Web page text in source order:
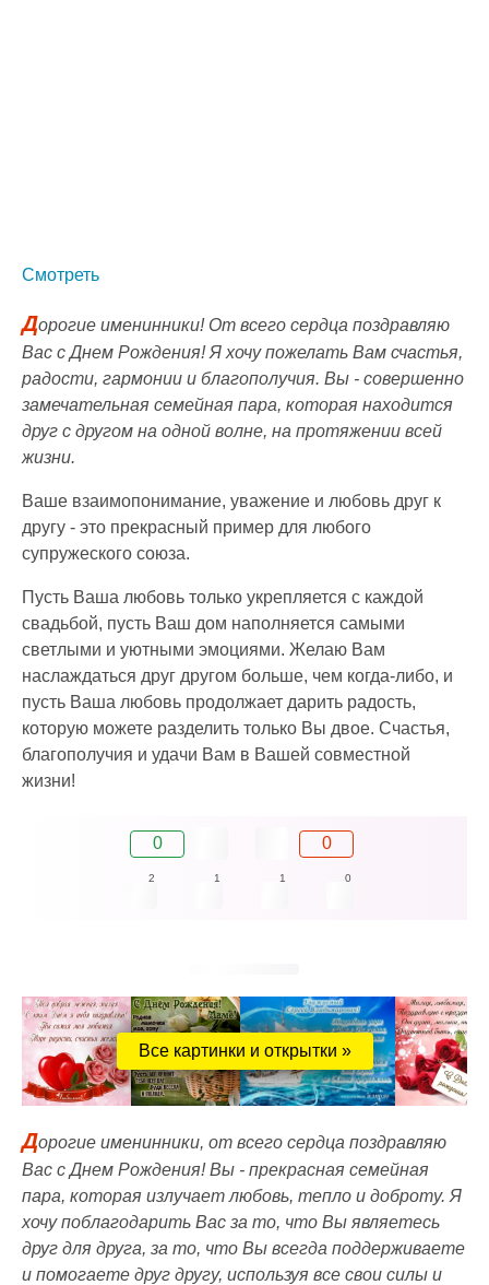
Смотреть
Дорогие именинники! От всего сердца поздравляю
Вас с Днем Рождения! Я хочу пожелать Вам счастья,
радости, гармонии и благополучия. Вы - совершенно
замечательная семейная пара, которая находится
друг с другом на одной волне, на протяжении всей
жизни.
Ваше взаимопонимание, уважение и любовь друг к
другу - это прекрасный пример для любого
супружеского союза.
Пусть Ваша любовь только укрепляется с каждой
свадьбой, пусть Ваш дом наполняется самыми
светлыми и уютными эмоциями. Желаю Вам
наслаждаться друг другом больше, чем когда-либо, и
пусть Ваша любовь продолжает дарить радость,
которую можете разделить только Вы двое. Счастья,
благополучия и удачи Вам в Вашей совместной
жизни!
0 0
2 1 1 0
Все картинки и открытки »
Дорогие именинники, от всего сердца поздравляю
Вас с Днем Рождения! Вы - прекрасная семейная
пара, которая излучает любовь, тепло и доброту. Я
хочу поблагодарить Вас за то, что Вы являетесь
друг для друга, за то, что Вы всегда поддерживаете
и помогаете друг другу, используя все свои силы и